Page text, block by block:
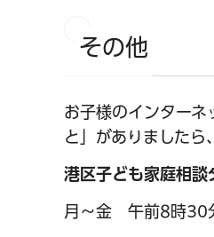
その他
お子様のインターネ
と」がありましたら
港区子ども家庭相
月～金 午前8時30